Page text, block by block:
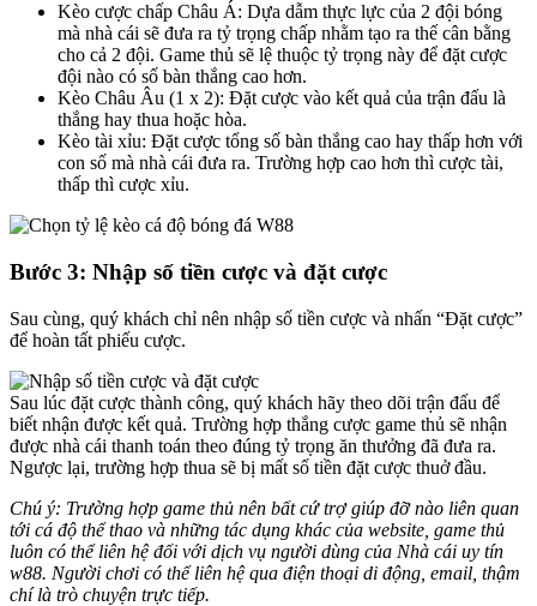
Kèo cược chấp Châu Á: Dựa dẫm thực lực của 2 đội bóng
mà nhà cái sẽ đưa ra tỷ trọng chấp nhằm tạo ra thế cân bằng
cho cả 2 đội. Game thủ sẽ lệ thuộc tỷ trọng này để đặt cược
đội nào có số bàn thắng cao hơn.
Kèo Châu Âu (1 x 2): Đặt cược vào kết quả của trận đấu là
thắng hay thua hoặc hòa.
Kèo tài xỉu: Đặt cược tổng số bàn thắng cao hay thấp hơn với
con số mà nhà cái đưa ra. Trường hợp cao hơn thì cược tài,
thấp thì cược xỉu.
Bước 3: Nhập số tiền cược và đặt cược
Sau cùng, quý khách chỉ nên nhập số tiền cược và nhấn “Đặt cược”
để hoàn tất phiếu cược.
Sau lúc đặt cược thành công, quý khách hãy theo dõi trận đấu để
biết nhận được kết quả. Trường hợp thắng cược game thủ sẽ nhận
được nhà cái thanh toán theo đúng tỷ trọng ăn thưởng đã đưa ra.
Ngược lại, trường hợp thua sẽ bị mất số tiền đặt cược thuở đầu.
Chú ý: Trường hợp game thủ nên bất cứ trợ giúp đỡ nào liên quan
tới cá độ thể thao và những tác dụng khác của website, game thủ
luôn có thể liên hệ đối với dịch vụ người dùng của Nhà cái uy tín
w88. Người chơi có thể liên hệ qua điện thoại di động, email, thậm
chí là trò chuyện trực tiếp.